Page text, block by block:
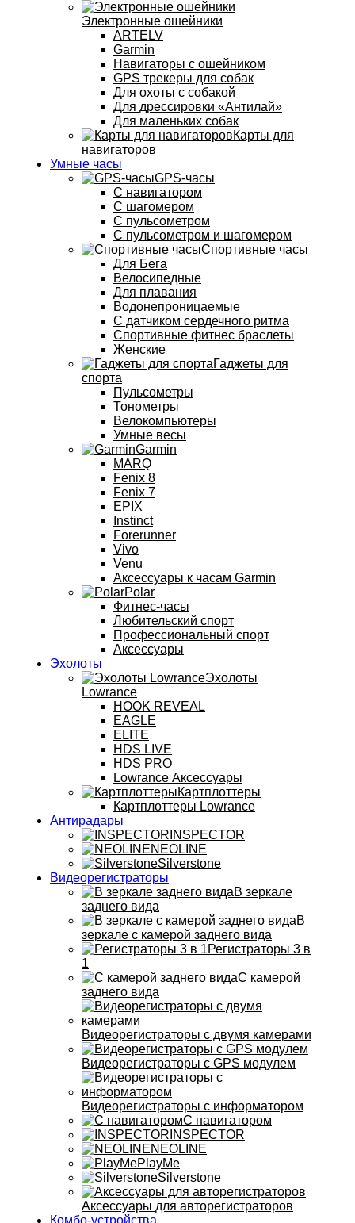
Электронные ошейники
ARTELV
Garmin
Навигаторы с ошейником
GPS трекеры для собак
Для охоты с собакой
Для дрессировки «Антилай»
Для маленьких собак
Карты для
навигаторов
Умные часы
GPS-часы
С навигатором
С шагомером
С пульсометром
С пульсометром и шагомером
Спортивные часы
Для Бега
Велосипедные
Для плавания
Водонепроницаемые
С датчиком сердечного ритма
Спортивные фитнес браслеты
Женские
Гаджеты для
спорта
Пульсометры
Тонометры
Велокомпьютеры
Умные весы
Garmin
MARQ
Fenix 8
Fenix 7
EPIX
Instinct
Forerunner
Vivo
Venu
Аксессуары к часам Garmin
Polar
Фитнес-часы
Любительский спорт
Профессиональный спорт
Аксессуары
Эхолоты
Эхолоты
Lowrance
HOOK REVEAL
EAGLE
ELITE
HDS LIVE
HDS PRO
Lowrance Аксессуары
Картплоттеры
Картплоттеры Lowrance
Антирадары
INSPECTOR
NEOLINE
Silverstone
Видеорегистраторы
В зеркале
заднего вида
В
зеркале с камерой заднего вида
Регистраторы 3 в
1
С камерой
заднего вида
Видеорегистраторы с двумя камерами
Видеорегистраторы с GPS модулем
Видеорегистраторы с информатором
С навигатором
INSPECTOR
NEOLINE
PlayMe
Silverstone
Аксессуары для авторегистраторов
Комбо-устройства